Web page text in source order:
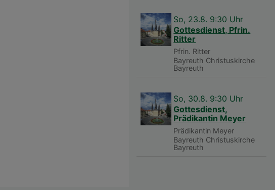
So, 23.8. 9:30 Uhr
Gottesdienst, Pfrin.
Ritter
Pfrin. Ritter
Bayreuth Christuskirche
Bayreuth
So, 30.8. 9:30 Uhr
Gottesdienst,
Prädikantin Meyer
Prädikantin Meyer
Bayreuth Christuskirche
Bayreuth